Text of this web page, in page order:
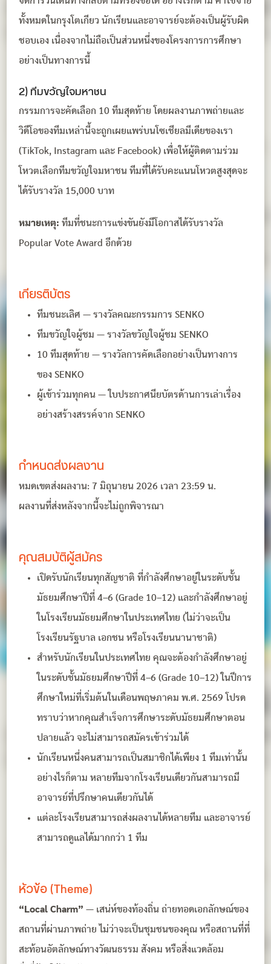
ทั้งหมดในกรุงโตเกียว นักเรียนและอาจารย์จะต้องเป็นผู้รับผิด
ชอบเอง เนื่องจากไม่ถือเป็นส่วนหนึ่งของโครงการการศึกษา
อย่างเป็นทางการนี้
2) ทีมขวัญใจมหาชน
กรรมการจะคัดเลือก 10 ทีมสุดท้าย โดยผลงานภาพถ่ายและ
วิดีโอของทีมเหล่านี้จะถูกเผยแพร่บนโซเชียลมีเดียของเรา
(TikTok, Instagram และ Facebook) เพื่อให้ผู้ติดตามร่วม
โหวตเลือกทีมขวัญใจมหาชน ทีมที่ได้รับคะแนนโหวตสูงสุดจะ
ได้รับรางวัล 15,000 บาท
หมายเหตุ:ทีมที่ชนะการแข่งขันยังมีโอกาสได้รับรางวัล
Popular Vote Award อีกด้วย
เกียรติบัตร
ทีมชนะเลิศ — รางวัลคณะกรรมการ SENKO
ทีมขวัญใจผู้ชม — รางวัลขวัญใจผู้ชม SENKO
10 ทีมสุดท้าย — รางวัลการคัดเลือกอย่างเป็นทางการ
ของ SENKO
ผู้เข้าร่วมทุกคน — ใบประกาศนียบัตรด้านการเล่าเรื่อง
อย่างสร้างสรรค์จาก SENKO
กำหนดส่งผลงาน
หมดเขตส่งผลงาน: 7 มิถุนายน 2026 เวลา 23:59 น.
ผลงานที่ส่งหลังจากนี้จะไม่ถูกพิจารณา
คุณสมบัติผู้สมัคร
เปิดรับนักเรียนทุกสัญชาติ ที่กำลังศึกษาอยู่ในระดับชั้น
มัธยมศึกษาปีที่ 4–6 (Grade 10–12) และกำลังศึกษาอยู่
ในโรงเรียนมัธยมศึกษาในประเทศไทย (ไม่ว่าจะเป็น
โรงเรียนรัฐบาล เอกชน หรือโรงเรียนนานาชาติ)
สำหรับนักเรียนในประเทศไทย คุณจะต้องกำลังศึกษาอยู่
ในระดับชั้นมัธยมศึกษาปีที่ 4–6 (Grade 10–12) ในปีการ
ศึกษาใหม่ที่เริ่มต้นในเดือนพฤษภาคม พ.ศ. 2569 โปรด
ทราบว่าหากคุณสำเร็จการศึกษาระดับมัธยมศึกษาตอน
ปลายแล้ว จะไม่สามารถสมัครเข้าร่วมได้
นักเรียนหนึ่งคนสามารถเป็นสมาชิกได้เพียง 1 ทีมเท่านั้น
อย่างไรก็ตาม หลายทีมจากโรงเรียนเดียวกันสามารถมี
อาจารย์ที่ปรึกษาคนเดียวกันได้
แต่ละโรงเรียนสามารถส่งผลงานได้หลายทีม และอาจารย์
สามารถดูแลได้มากกว่า 1 ทีม
หัวข้อ (Theme)
“Local Charm” — เสน่ห์ของท้องถิ่น ถ่ายทอดเอกลักษณ์ของ
สถานที่ผ่านภาพถ่าย ไม่ว่าจะเป็นชุมชนของคุณ หรือสถานที่ที่
สะท้อนอัตลักษณ์ทางวัฒนธรรม สังคม หรือสิ่งแวดล้อม